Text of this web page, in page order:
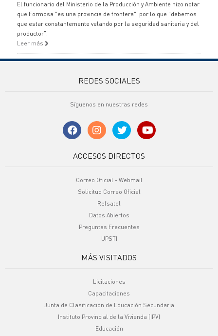
El funcionario del Ministerio de la Producción y Ambiente hizo notar
que Formosa "es una provincia de frontera", por lo que "debemos
que estar constantemente velando por la seguridad sanitaria y del
productor".
Leer más
REDES SOCIALES
Síguenos en nuestras redes
ACCESOS DIRECTOS
Correo Oficial - Webmail
Solicitud Correo Oficial
Refsatel
Datos Abiertos
Preguntas Frecuentes
UPSTI
MÁS VISITADOS
Licitaciones
Capacitaciones
Junta de Clasificación de Educación Secundaria
Instituto Provincial de la Vivienda (IPV)
Educación